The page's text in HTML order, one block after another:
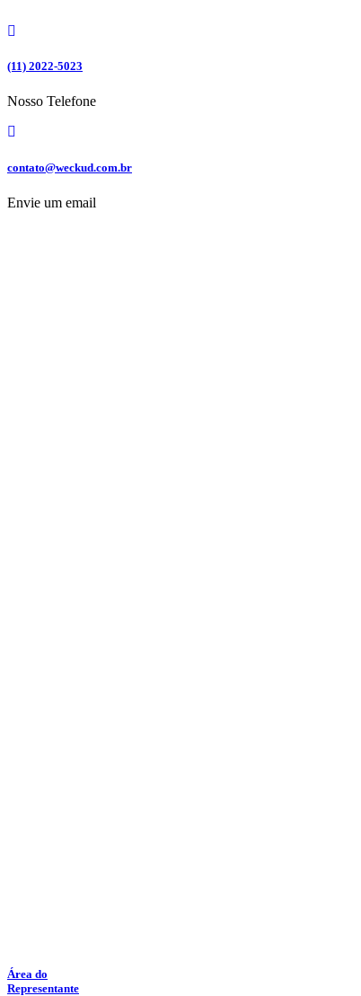
para
conteúdo
(11) 2022-5023
Nosso Telefone
contato@weckud.com.br
Envie um email
Área do
Representante